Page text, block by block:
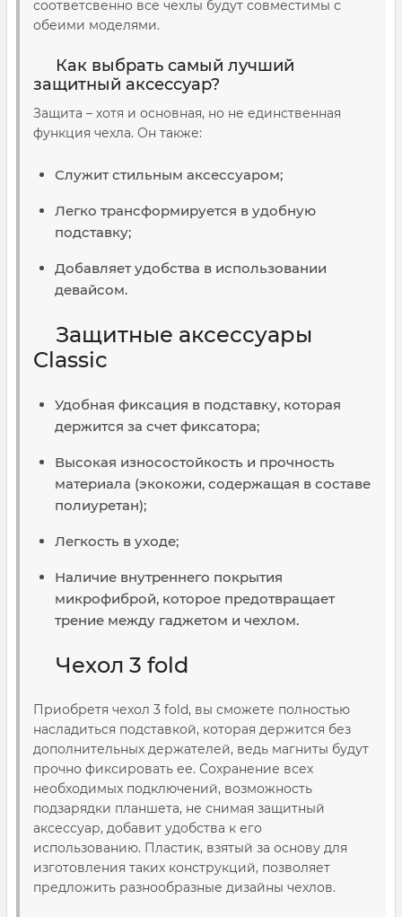
соответсвенно все чехлы будут совместимы с
обеими моделями.
Как выбрать самый лучший
защитный аксессуар?
Защита – хотя и основная, но не единственная
функция чехла. Он также:
Служит стильным аксессуаром;
Легко трансформируется в удобную
подставку;
Добавляет удобства в использовании
девайсом.
Защитные аксессуары
Classic
Удобная фиксация в подставку, которая
держится за счет фиксатора;
Высокая износостойкость и прочность
материала (экокожи, содержащая в составе
полиуретан);
Легкость в уходе;
Наличие внутреннего покрытия
микрофиброй, которое предотвращает
трение между гаджетом и чехлом.
Чехол 3 fold
Приобретя чехол 3 fold, вы сможете полностью
насладиться подставкой, которая держится без
дополнительных держателей, ведь магниты будут
прочно фиксировать ее. Сохранение всех
необходимых подключений, возможность
подзарядки планшета, не снимая защитный
аксессуар, добавит удобства к его
использованию. Пластик, взятый за основу для
изготовления таких конструкций, позволяет
предложить разнообразные дизайны чехлов.